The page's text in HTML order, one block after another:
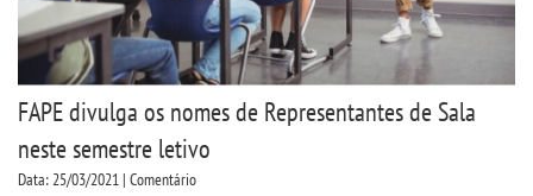
BACHARELADOS
LICENCIATURAS
TECNOLÓGICOS
FAPE divulga os nomes de Representantes de Sala
neste semestre letivo
Data: 25/03/2021 | Comentário